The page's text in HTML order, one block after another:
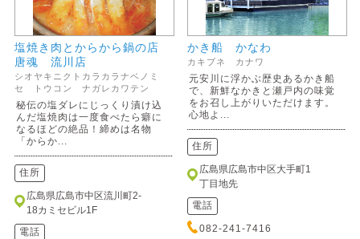
塩焼き肉とからから鍋の店
唐魂 流川店
シオヤキニクトカラカラナベノミ
セ トウコン ナガレカワテン
秘伝の塩ダレにじっくり漬け込
んだ塩焼肉は一度食べたら癖に
なるほどの絶品！締めは名物
「からか...
住所
広島県広島市中区流川町2-
18カミセビル1F
電話
かき船 かなわ
カキブネ カナワ
元安川に浮かぶ歴史あるかき船
で、新鮮なかきと瀬戸内の味覚
をお召し上がりいただけます。
心地よ...
住所
広島県広島市中区大手町1
丁目地先
電話
082-241-7416